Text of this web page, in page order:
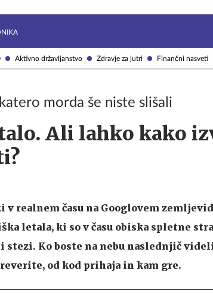
Aktivno državljanstvo Zdravje za jutri Finančni nasveti
morda še niste slišali
Ali lahko kako
v realnem času na Googlovem
letala, ki so v času obiska spletne
Ko boste na nebu naslednjič
od kod prihaja in kam gre.